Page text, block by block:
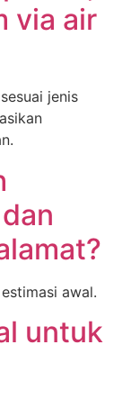
via air
jenis
awal.
untuk